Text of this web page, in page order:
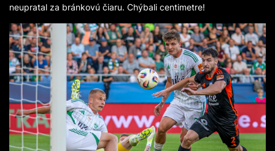
neupratal za bránkovú čiaru. Chýbali centimetre!